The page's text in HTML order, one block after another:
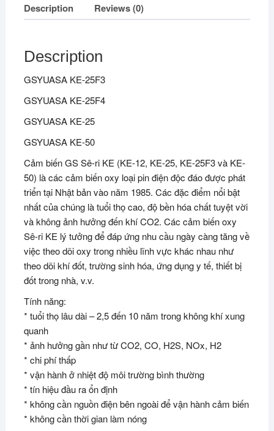
Description Reviews (0)
Description
GSYUASA KE-25F3
GSYUASA KE-25F4
GSYUASA KE-25
GSYUASA KE-50
Cảm biến GS Sê-ri KE (KE-12, KE-25, KE-25F3 và KE-
50) là các cảm biến oxy loại pin điện độc đáo được phát
triển tại Nhật bản vào năm 1985. Các đặc điểm nổi bật
nhất của chúng là tuổi thọ cao, độ bền hóa chất tuyệt vời
và không ảnh hưởng đến khí CO2. Các cảm biến oxy
Sê-ri KE lý tưởng để đáp ứng nhu cầu ngày càng tăng về
việc theo dõi oxy trong nhiều lĩnh vực khác nhau như
theo dõi khí đốt, trường sinh hóa, ứng dụng y tế, thiết bị
đốt trong nhà, v.v.
Tính năng:
* tuổi thọ lâu dài – 2,5 đến 10 năm trong không khí xung
quanh
* ảnh hưởng gần như từ CO2, CO, H2S, NOx, H2
* chi phí thấp
* vận hành ở nhiệt độ môi trường bình thường
* tín hiệu đầu ra ổn định
* không cần nguồn điện bên ngoài để vận hành cảm biến
* không cần thời gian làm nóng